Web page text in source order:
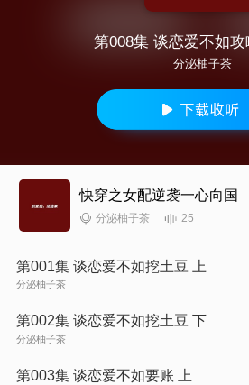
第008集 谈恋爱不如攻
分泌柚子茶
快穿之女配逆袭一心向国
分泌柚子茶 25
第001集 谈恋爱不如挖土豆 上
分泌柚子茶
第002集 谈恋爱不如挖土豆 下
分泌柚子茶
第003集 谈恋爱不如要账 上